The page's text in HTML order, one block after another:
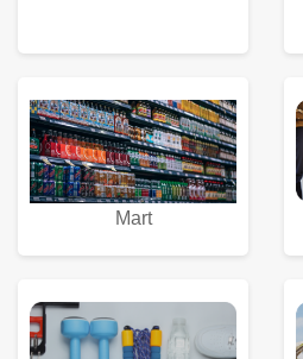
Mart